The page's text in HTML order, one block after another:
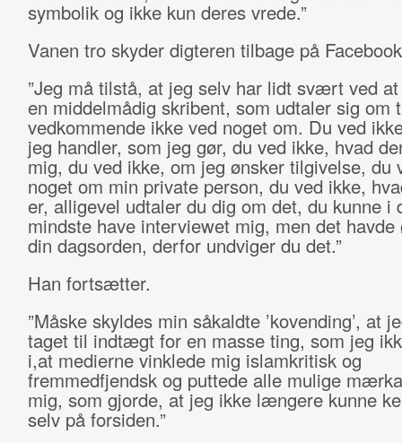
symbolik og ikke kun deres vrede.”
Vanen tro skyder digteren tilbage på
”Jeg må tilstå, at jeg selv har lidt svært ved
en middelmådig skribent, som udtaler sig om
vedkommende ikke ved noget om. Du ved
jeg handler, som jeg gør, du ved ikke, hvad
mig, du ved ikke, om jeg ønsker tilgivelse, du
noget om min private person, du ved ikke,
er, alligevel udtaler du dig om det, du kunne i
mindste have interviewet mig, men det havde
din dagsorden, derfor undviger du det.”
Han fortsætter.
”Måske skyldes min såkaldte ’kovending’, at
taget til indtægt for en masse ting, som jeg
i,at medierne vinklede mig islamkritisk og
fremmedfjendsk og puttede alle mulige
mig, som gjorde, at jeg ikke længere kunne
selv på forsiden.”